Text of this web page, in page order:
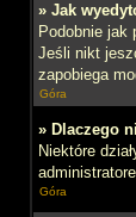
» Jak
Podobnie jak
Jeśli nikt
zapobiega
Góra
» Dlaczego
Niektóre
Góra